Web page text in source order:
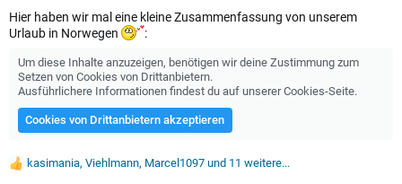
Hier haben wir mal eine kleine Zusammenfassung von unserem
Urlaub in Norwegen
:
Um diese Inhalte anzuzeigen, benötigen wir deine Zustimmung zum
Setzen von Cookies von Drittanbietern.
Ausführlichere Informationen findest du auf unsererCookies-Seite.
Cookies von Drittanbietern akzeptieren
W kasimania, Viehlmann, Marcel1097 und 11 weitere...